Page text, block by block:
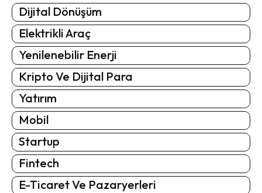
Dijital Dönüşüm
Elektrikli Araç
Yenilenebilir Enerji
Kripto Ve Dijital Para
Yatırım
Mobil
Startup
Fintech
E-Ticaret Ve Pazaryerleri